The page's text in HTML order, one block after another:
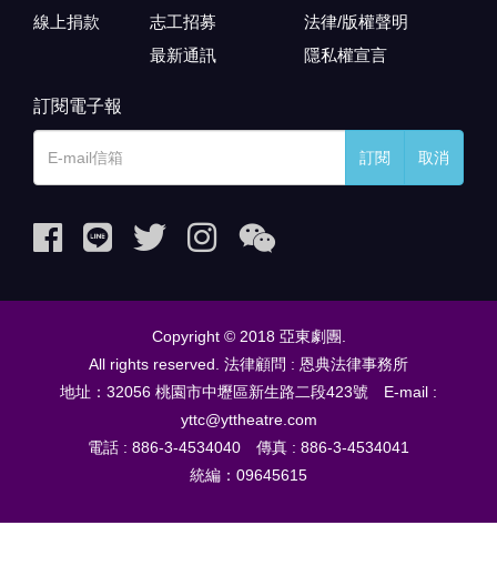
線上捐款
志工招募
最新通訊
法律/版權聲明
隱私權宣言
訂閱電子報
訂閱 取消
Copyright © 2018 亞東劇團.
All rights reserved. 法律顧問 : 恩典法律事務所
地址：32056 桃園市中壢區新生路二段423號 E-mail :
yttc@yttheatre.com
電話 : 886-3-4534040 傳真 : 886-3-4534041
統編：09645615